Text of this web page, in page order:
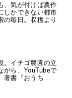
、気が付けば農作
しかできない都市
の毎日。収穫より
。イチゴ農園の立
がら、YouTubeで
著書『おうち…